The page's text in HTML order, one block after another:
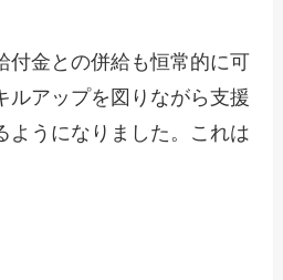
付金との併給も恒常的に可
ルアップを図りながら支援
ようになりました。これは